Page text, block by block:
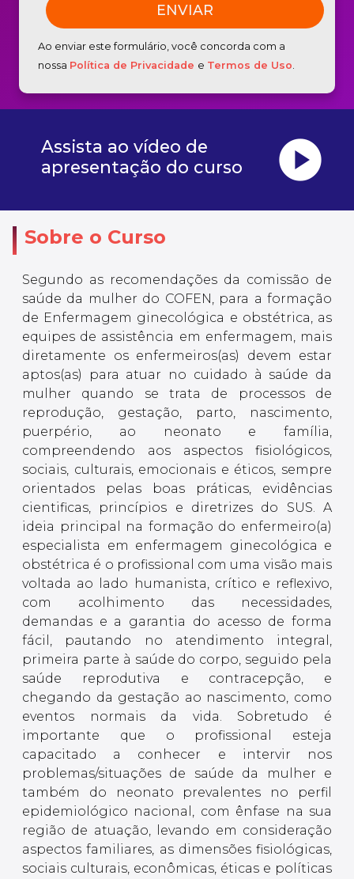
Ao enviar este formulário, você concorda com a
nossa Política de Privacidade e Termos de Uso.
Assista ao vídeo de
apresentação do curso
play_circle
Sobre o Curso
Segundo as recomendações da comissão de
saúde da mulher do COFEN, para a formação
de Enfermagem ginecológica e obstétrica, as
equipes de assistência em enfermagem, mais
diretamente os enfermeiros(as) devem estar
aptos(as) para atuar no cuidado à saúde da
mulher quando se trata de processos de
reprodução, gestação, parto, nascimento,
puerpério, ao neonato e família,
compreendendo aos aspectos fisiológicos,
sociais, culturais, emocionais e éticos, sempre
orientados pelas boas práticas, evidências
cientificas, princípios e diretrizes do SUS. A
ideia principal na formação do enfermeiro(a)
especialista em enfermagem ginecológica e
obstétrica é o profissional com uma visão mais
voltada ao lado humanista, crítico e reflexivo,
com acolhimento das necessidades,
demandas e a garantia do acesso de forma
fácil, pautando no atendimento integral,
primeira parte à saúde do corpo, seguido pela
saúde reprodutiva e contracepção, e
chegando da gestação ao nascimento, como
eventos normais da vida. Sobretudo é
importante que o profissional esteja
capacitado a conhecer e intervir nos
problemas/situações de saúde da mulher e
também do neonato prevalentes no perfil
epidemiológico nacional, com ênfase na sua
região de atuação, levando em consideração
aspectos familiares, as dimensões fisiológicas,
sociais culturais, econômicas, éticas e políticas